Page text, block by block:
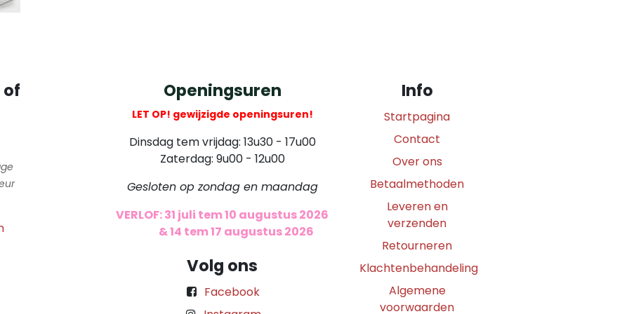
of Openingsuren
LET OP! gewijzigde openingsuren!
Dinsdag tem vrijdag: 13u30 - 17u00
Zaterdag: 9u00 - 12u00
Gesloten op zondag en maandag
VERLOF: 31 juli tem 10 augustus 2026
& 14 tem 17 augustus 2026
Info
Startpagina
Contact
Over ons
Betaalmethoden
Leveren en
verzenden
Retourneren
Klachtenbehandeling
Algemene
voorwaarden
Volg ons
Facebook